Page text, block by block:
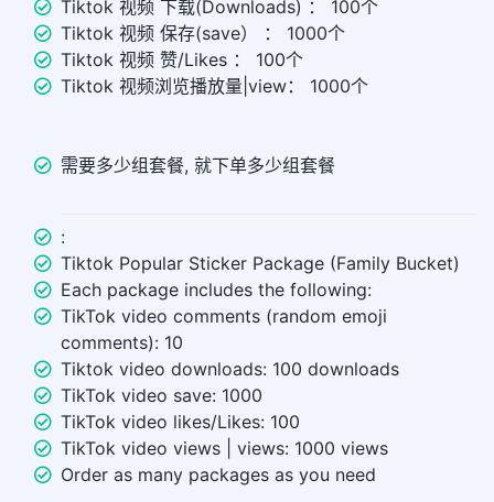
Tiktok 视频 下载(Downloads) ： 100个
Tiktok 视频 保存(save） ： 1000个
Tiktok 视频 赞/Likes ： 100个
Tiktok 视频浏览播放量|view： 1000个
需要多少组套餐, 就下单多少组套餐
:
Tiktok Popular Sticker Package (Family Bucket)
Each package includes the following:
TikTok video comments (random emoji
comments): 10
Tiktok video downloads: 100 downloads
TikTok video save: 1000
TikTok video likes/Likes: 100
TikTok video views | views: 1000 views
Order as many packages as you need